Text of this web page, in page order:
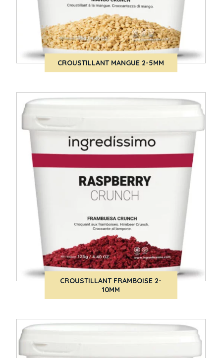
CROUSTILLANT MANGUE 2-5MM
CROUSTILLANT FRAMBOISE 2-
10MM